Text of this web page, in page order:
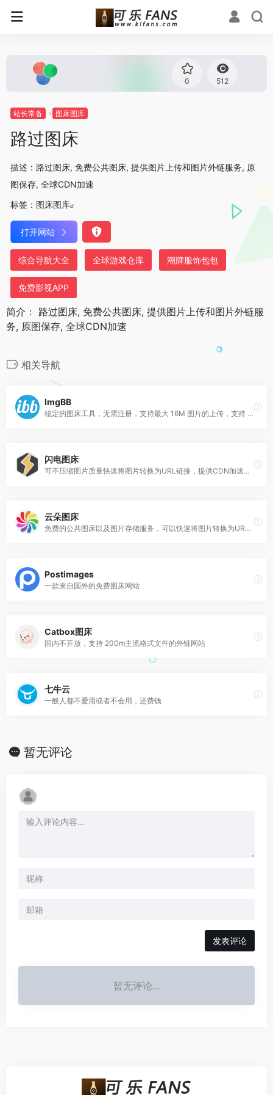
0 512
站长常备 图床图库
路过图床
描述：路过图床, 免费公共图床, 提供图片上传和图片外链服务, 原
图保存, 全球CDN加速
标签： 图床图库
打开网站
综合导航大全 全球游戏仓库 潮牌服饰包包
免费影视APP
简介： 路过图床, 免费公共图床, 提供图片上传和图片外链服
务, 原图保存, 全球CDN加速
相关导航
ImgBB
稳定的图床工具，无需注册，支持最大 16M 图片的上传，支持 https
闪电图床
可不压缩图片质量快速将图片转换为URL链接，提供CDN加速，支持对接PicGo、wordpress、typecho等浏览器扩展。
云朵图床
免费的公共图床以及图片存储服务，可以快速将图片转换为URL 链接
Postimages
一款来自国外的免费图床网站
Catbox图床
国内不开放，支持 200m主流格式文件的外链网站
七牛云
一般人都不爱用或者不会用，还费钱
暂无评论
发表评论
暂无评论...